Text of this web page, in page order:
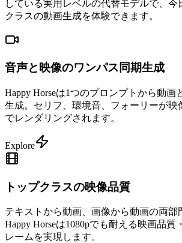
している実用レベルの代替モデルで、今
クラスの動画生成を体験できます。
音声と映像のワンパス同期生成
Happy Horseは1つのプロンプトから動画
生成。セリフ、環境音、フォーリーが映
でレンダリングされます。
Explore
トップクラスの映像品質
テキストから動画、画像から動画の両部
Happy Horseは1080pでも耐える映画品質
レームを実現します。